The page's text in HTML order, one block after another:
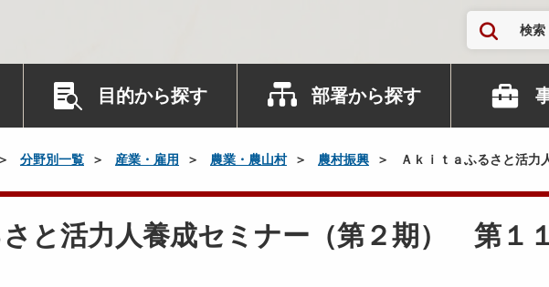
検索
目的から探す 部署から探す
分野別一覧 産業・雇用 農業・農山村 農村振興 Ａｋｉｔａふるさと活
さと活力人養成セミナー（第２期） 第１